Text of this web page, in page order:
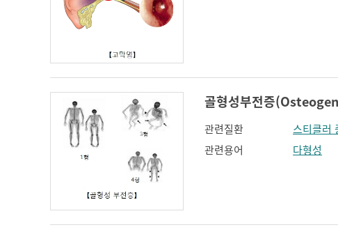
골형성부전증
관련질환 스티클러
관련용어
다형성